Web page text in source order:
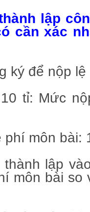
lập
cần xác
ký để nộp
tỉ: Mức
phí môn bài:
thành lập
môn bài so